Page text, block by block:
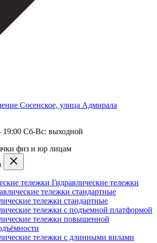
Сосенское, улица Адмирала
Сб-Вс: выходной
физ и юр лицам
Гидравлические тележки
тележки стандартные
тележки с подъемной платформой
тележки повышенной
тележки с длинными вилами